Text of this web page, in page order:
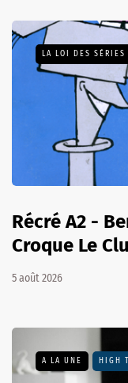
LA LOI DES SÉRIES
Récré A2 -
Croque Le
5 août 2026
A LA UNE HIGH